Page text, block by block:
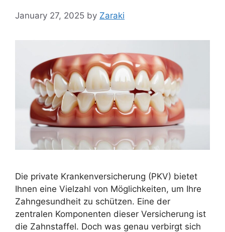
January 27, 2025 by Zaraki
Die private Krankenversicherung (PKV) bietet
Ihnen eine Vielzahl von Möglichkeiten, um Ihre
Zahngesundheit zu schützen. Eine der
zentralen Komponenten dieser Versicherung ist
die Zahnstaffel. Doch was genau verbirgt sich